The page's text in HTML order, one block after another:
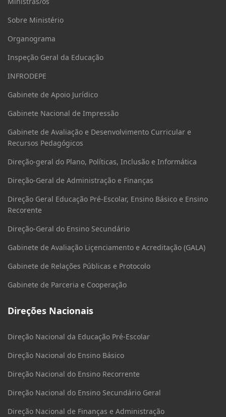
Sobre Ministério
Organograma
Inspeção Geral da Educação
INFRODEPE
Gabinete de Apoio Jurídico
Gabinete Nacional de Impressão
Gabinete de Avaliação e Desenvolvimento Curricular e
Recursos Pedagógicos
Direção-geral do Plano, Políticas, Inclusão e Informática
Direção-Geral de Administração e Finanças
Direção Geral Educação Pré-Escolar, Ensino Básico e Ensino
Recorente
Direção-Geral do Ensino Secundário
Gabinete de Avaliação Liçenciamento e Acreditação (GALA)
Gabinete de Relações Públicas e Protocolo
Gabinete de Parceria e Cooperação
Direções Nacionais
Direção Nacional da Educação Pré-Escolar
Direção Nacional do Ensino Básico
Direção Nacional do Ensino Recorrente
Direção Nacional do Ensino Secundário Geral
Direção Nacional de Finanças e Administração